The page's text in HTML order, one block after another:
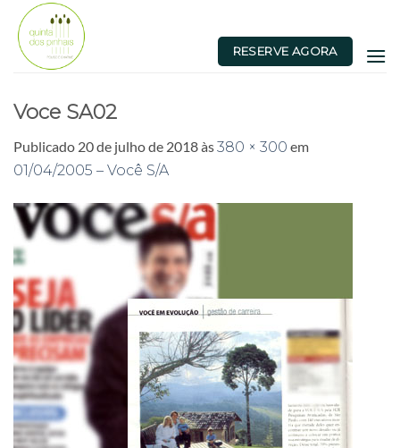
Skip
content
RESERVE AGORA
Voce SA02
Publicado 20 de julho de 2018às380 × 300 em
01/04/2005 – Você S/A